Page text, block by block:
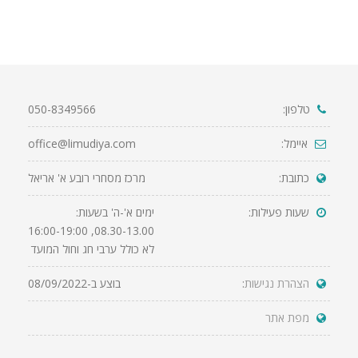
טלפון: 050-8349566
איימל: office@limudiya.com
כתובת: מרכז מסחרי רובע א' אריאל
שעות פעילות:
ימים א'-ה' בשעות:
08.30-13.00, 16:00-19:00
לא כולל ערבי חג וחול המועד
הצהרת נגישות: בוצע ב-08/09/2022
מפת אתר